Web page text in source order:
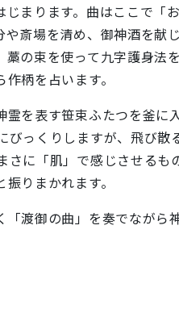
まります。曲はここで「
斎場を清め、御神酒を
の束を使って九字護身
柄を占います。
を表す笹束ふたつを釜
っくりしますが、飛び散
に「肌」で感じさせる
りまかれます。
渡御の曲」を奏でながら